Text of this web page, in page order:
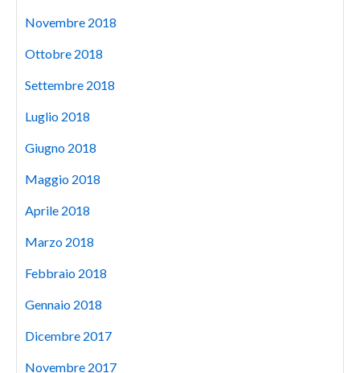
Novembre 2018
Ottobre 2018
Settembre 2018
Luglio 2018
Giugno 2018
Maggio 2018
Aprile 2018
Marzo 2018
Febbraio 2018
Gennaio 2018
Dicembre 2017
Novembre 2017